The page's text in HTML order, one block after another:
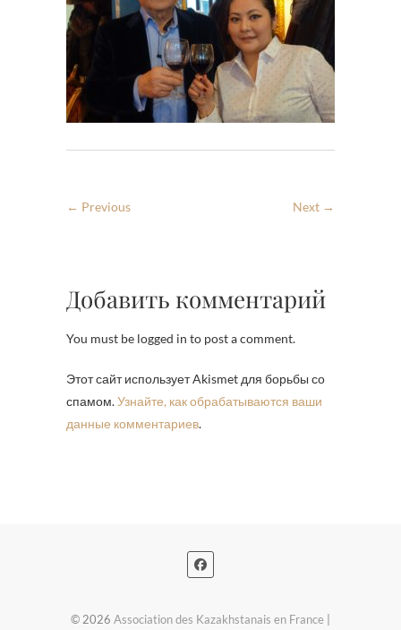
← Previous Next →
Добавить комментарий
You must be logged in to post a comment.
Этот сайт использует Akismet для борьбы со
спамом.Узнайте, как обрабатываются ваши
данные комментариев.
© 2026 Association des Kazakhstanais en France